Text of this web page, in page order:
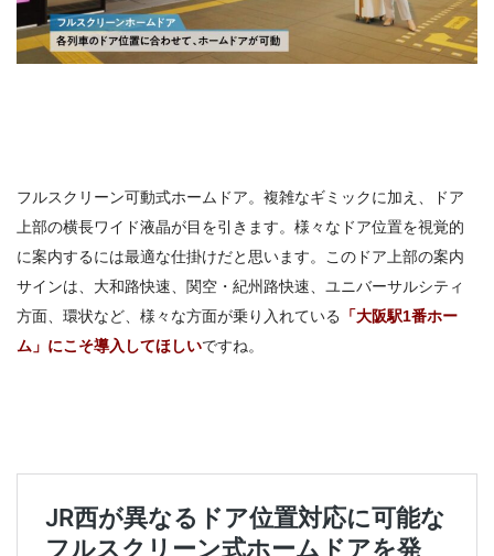
フルスクリーン可動式ホームドア。複雑なギミックに加え、ドア
上部の横長ワイド液晶が目を引きます。様々なドア位置を視覚的
に案内するには最適な仕掛けだと思います。このドア上部の案内
サインは、大和路快速、関空・紀州路快速、ユニバーサルシティ
方面、環状など、様々な方面が乗り入れている
「大阪駅1番ホー
ム」にこそ導入してほしいですね。